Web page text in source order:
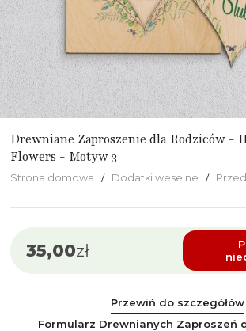
Drewniane Zaproszenie dla Rodziców -
Flowers - Motyw 3
Strona domowa Dodatki weselne
35,00zł
Przewiń do szczegółów
Formularz Drewnianych Zaproszeń